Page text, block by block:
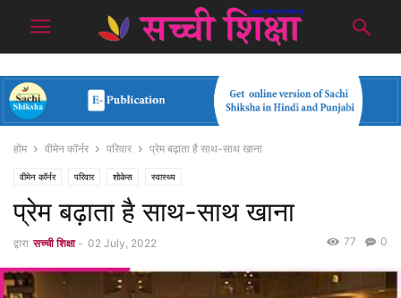
होम वीमेन कॉर्नर परिवार प्रेम बढ़ाता है साथ-साथ खाना
वीमेन कॉर्नर परिवार शोकेस स्वास्थ्य
प्रेम बढ़ाता है साथ-साथ खाना
द्वारा सच्ची शिक्षा - 02 July, 2022 0
77